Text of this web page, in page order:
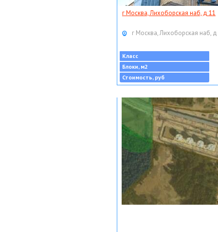
г Москва, Лихоборская наб, д 11
г Москва, Лихоборская наб,
Класс
Блоки, м2
Стоимость, руб